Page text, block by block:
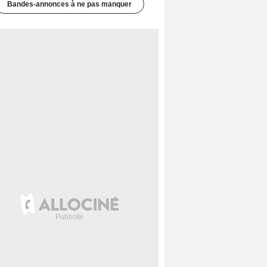
Bandes-annonces à ne pas manquer